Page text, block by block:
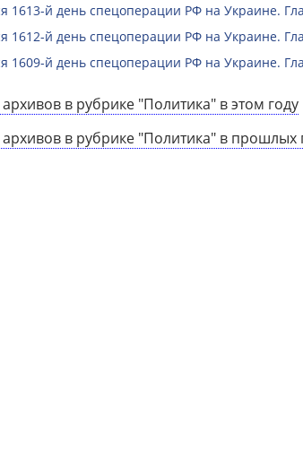
1613-й день спецоперации РФ на Украине.
1612-й день спецоперации РФ на Украине.
1609-й день спецоперации РФ на Украине.
в рубрике "Политика" в этом году
в рубрике "Политика" в прошлых